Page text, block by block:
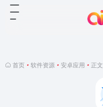
首页 • 软件资源 • 安卓应用 • 正文